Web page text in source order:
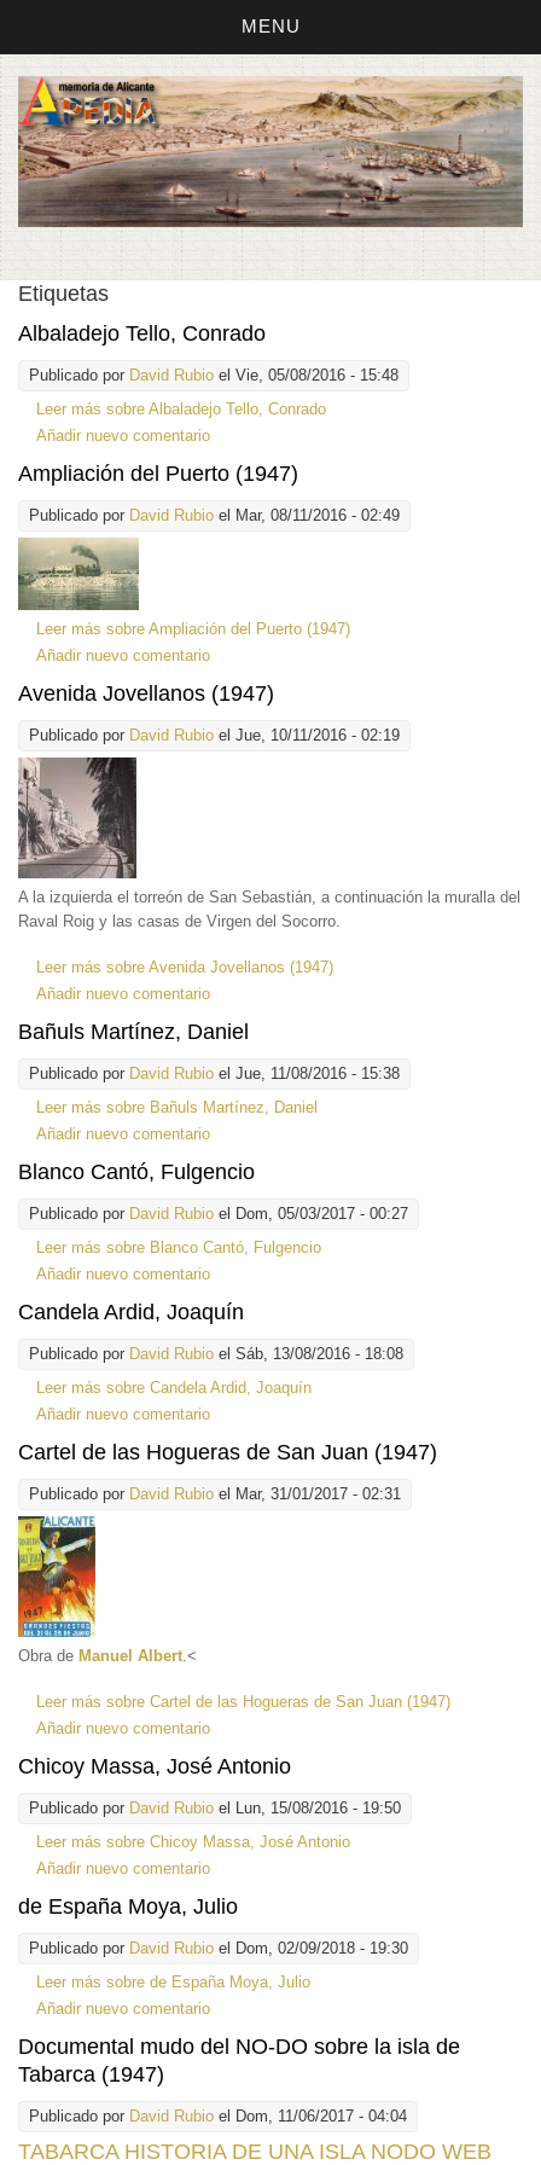
MENU
Etiquetas
Albaladejo Tello, Conrado
Publicado por David Rubio el Vie, 05/08/2016 - 15:48
Leer más sobre Albaladejo Tello, Conrado
Añadir nuevo comentario
Ampliación del Puerto (1947)
Publicado por David Rubio el Mar, 08/11/2016 - 02:49
Leer más sobre Ampliación del Puerto (1947)
Añadir nuevo comentario
Avenida Jovellanos (1947)
Publicado por David Rubio el Jue, 10/11/2016 - 02:19
A la izquierda el torreón de San Sebastián, a continuación la muralla del
Raval Roig y las casas de Virgen del Socorro.
Leer más sobre Avenida Jovellanos (1947)
Añadir nuevo comentario
Bañuls Martínez, Daniel
Publicado por David Rubio el Jue, 11/08/2016 - 15:38
Leer más sobre Bañuls Martínez, Daniel
Añadir nuevo comentario
Blanco Cantó, Fulgencio
Publicado por David Rubio el Dom, 05/03/2017 - 00:27
Leer más sobre Blanco Cantó, Fulgencio
Añadir nuevo comentario
Candela Ardid, Joaquín
Publicado por David Rubio el Sáb, 13/08/2016 - 18:08
Leer más sobre Candela Ardid, Joaquín
Añadir nuevo comentario
Cartel de las Hogueras de San Juan (1947)
Publicado por David Rubio el Mar, 31/01/2017 - 02:31
Obra de Manuel Albert <
Leer más sobre Cartel de las Hogueras de San Juan (1947)
Añadir nuevo comentario
Chicoy Massa, José Antonio
Publicado por David Rubio el Lun, 15/08/2016 - 19:50
Leer más sobre Chicoy Massa, José Antonio
Añadir nuevo comentario
de España Moya, Julio
Publicado por David Rubio el Dom, 02/09/2018 - 19:30
Leer más sobre de España Moya, Julio
Añadir nuevo comentario
Documental mudo del NO-DO sobre la isla de
Tabarca (1947)
Publicado por David Rubio el Dom, 11/06/2017 - 04:04
TABARCA HISTORIA DE UNA ISLA NODO WEB